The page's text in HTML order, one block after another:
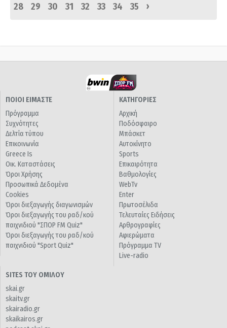
28
29 30 31 32 33 34 35 ›
ΠΟΙΟΙ ΕΙΜΑΣΤΕ
Πρόγραμμα
Συχνότητες
Δελτία τύπου
Επικοινωνία
Greece Is
Οικ. Καταστάσεις
Όροι Χρήσης
Προσωπικά Δεδομένα
Cookies
Όροι διεξαγωγής διαγωνισμών
Όροι διεξαγωγής του ραδ/κού
παιχνιδιού "ΣΠΟΡ FM Quiz"
Όροι διεξαγωγής του ραδ/κού
παιχνιδιού "Sport Quiz"
ΚΑΤΗΓΟΡΙΕΣ
Αρχική
Ποδόσφαιρο
Μπάσκετ
Αυτοκίνητο
Sports
Επικαιρότητα
Βαθμολογίες
WebTv
Enter
Πρωτοσέλιδα
Τελευταίες Ειδήσεις
Αρθρογραφίες
Αφιερώματα
Πρόγραμμα TV
Live-radio
SITES ΤΟΥ ΟΜΙΛΟΥ
skai.gr
skaitv.gr
skairadio.gr
skaikairos.gr